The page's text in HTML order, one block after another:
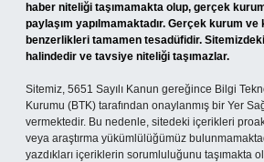
haber niteliği taşımamakta olup, gerçek
paylaşım yapılmamaktadır. Gerçek kurum
benzerlikleri tamamen tesadüfidir.
halindedir ve tavsiye niteliği taşımazlar.
Sitemiz, 5651 Sayılı Kanun gereğince Bilgi
Kurumu (BTK) tarafından onaylanmış bir Yer
vermektedir. Bu nedenle, sitedeki içerikleri
veya araştırma yükümlülüğümüz
yazdıkları içeriklerin sorumluluğunu taşımakta